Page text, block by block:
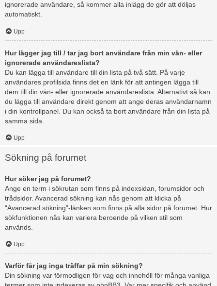
ignorerade användare, så kommer alla inlägg de gör att döljas
automatiskt.
Upp
Hur lägger jag till / tar jag bort användare från min vän- eller
ignorerade användareslista?
Du kan lägga till användare till din lista på två sätt. På varje
användares profilsida finns det en länk för att antingen lägga till
dem till din vän- eller ignorerade användareslista. Alternativt så kan
du lägga till användare direkt genom att ange deras användarnamn
i din kontrollpanel. Du kan också ta bort användare från din lista på
samma sida.
Upp
Sökning på forumet
Hur söker jag på forumet?
Ange en term i sökrutan som finns på indexsidan, forumsidor och
trådsidor. Avancerad sökning kan nås genom att klicka på
“Avancerad sökning”-länken som finns på alla sidor på forumet. Hur
sökfunktionen nås kan variera beroende på vilken stil som
används.
Upp
Varför får jag inga träffar på min sökning?
Din sökning var förmodligen för vag och innehöll för många vanliga